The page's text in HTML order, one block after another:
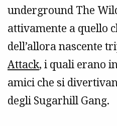
underground The
attivamente a quello
dell’allora nascente
Attack, i quali erano
amici che si
degli Sugarhill Gang.